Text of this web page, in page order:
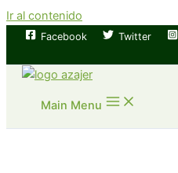
Ir al contenido
Facebook Twitter
Main Menu